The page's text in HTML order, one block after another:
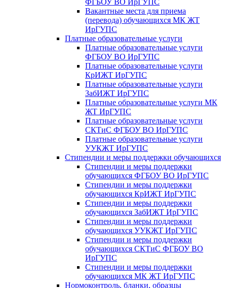
ФГБОУ ВО ИрГУПС
Вакантные места для приема
(перевода) обучающихся МК ЖТ
ИрГУПС
Платные образовательные услуги
Платные образовательные услуги
ФГБОУ ВО ИрГУПС
Платные образовательные услуги
КрИЖТ ИрГУПС
Платные образовательные услуги
ЗабИЖТ ИрГУПС
Платные образовательные услуги МК
ЖТ ИрГУПС
Платные образовательные услуги
СКТиС ФГБОУ ВО ИрГУПС
Платные образовательные услуги
УУКЖТ ИрГУПС
Стипендии и меры поддержки обучающихся
Стипендии и меры поддержки
обучающихся ФГБОУ ВО ИрГУПС
Стипендии и меры поддержки
обучающихся КрИЖТ ИрГУПС
Стипендии и меры поддержки
обучающихся ЗабИЖТ ИрГУПС
Стипендии и меры поддержки
обучающихся УУКЖТ ИрГУПС
Стипендии и меры поддержки
обучающихся СКТиС ФГБОУ ВО
ИрГУПС
Стипендии и меры поддержки
обучающихся МК ЖТ ИрГУПС
Нормоконтроль, бланки, образцы